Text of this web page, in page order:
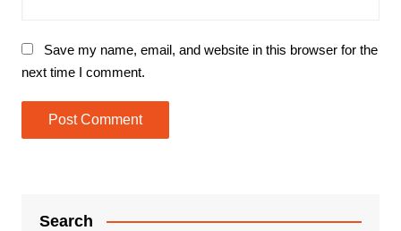
Save my name, email, and website in this browser for the
next time I comment.
Search